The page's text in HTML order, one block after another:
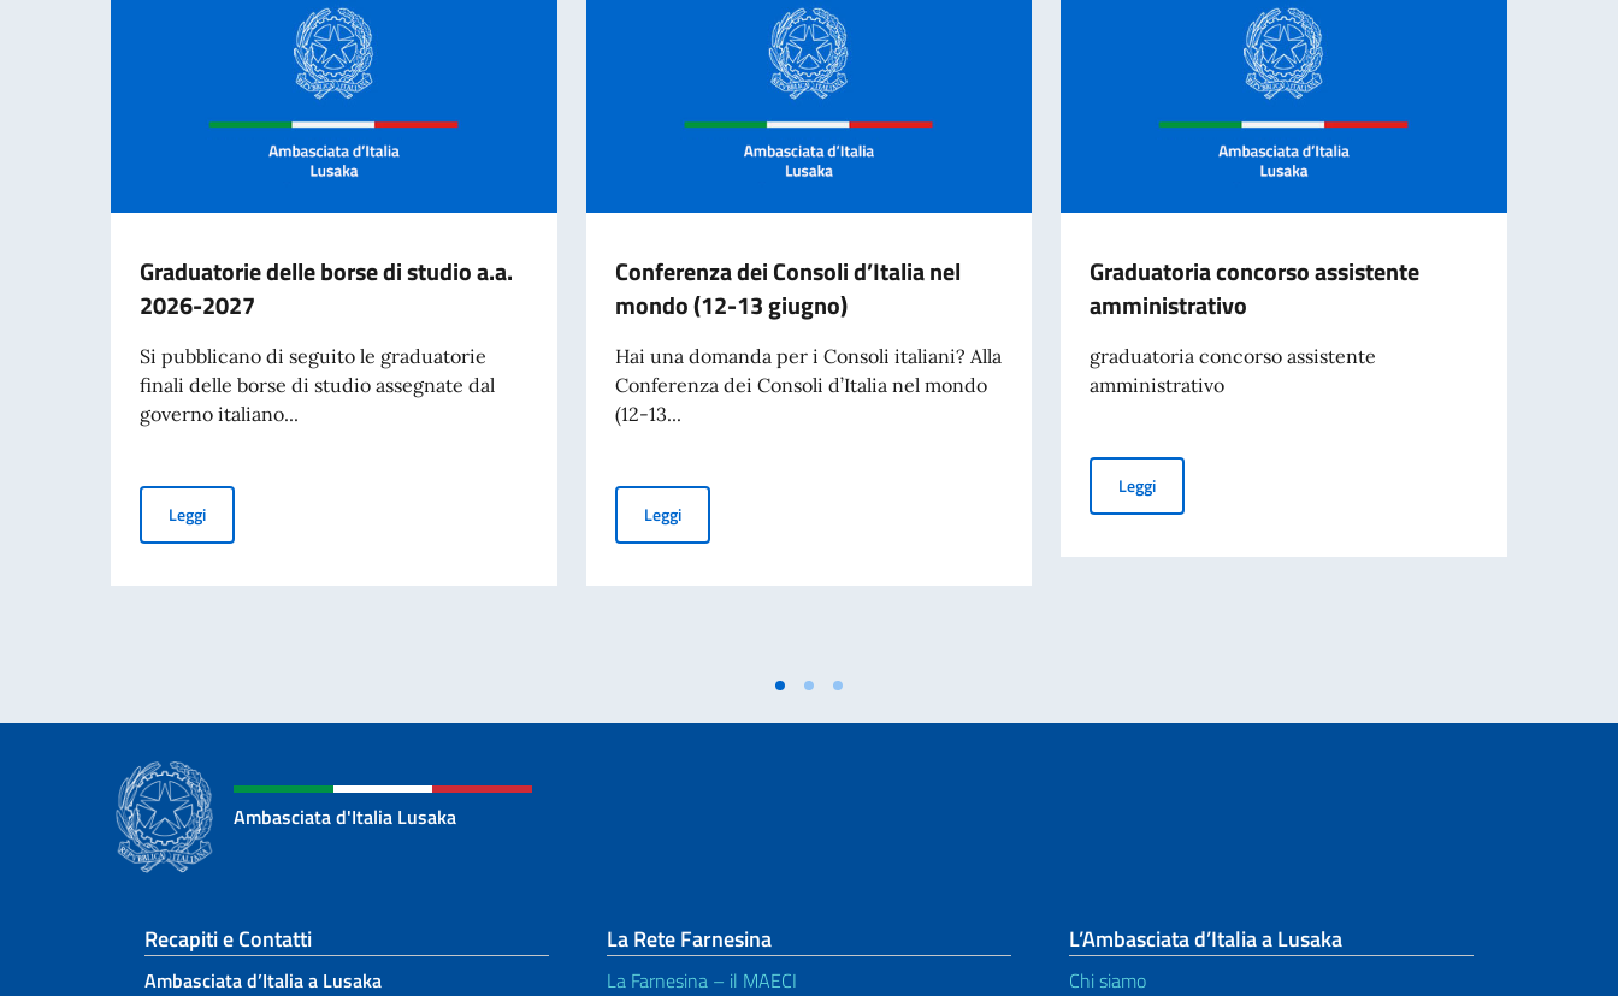
Graduatorie delle borse di studio a.a.
2026-2027
Si pubblicano di seguito le graduatorie
finali delle borse di studio assegnate dal
governo italiano...
LeggiGraduatorie delle borse di studio a.a. 2026-2027
Conferenza dei Consoli d’Italia nel
mondo (12-13 giugno)
Hai una domanda per i Consoli italiani? Alla
Conferenza dei Consoli d’Italia nel mondo
(12-13...
LeggiConferenza dei Consoli d’Italia nel mondo (12-13 giugno)
Graduatoria concorso assistente
amministrativo
graduatoria concorso assistente
amministrativo
LeggiGraduatoria concorso assistente amministrativo
Ambasciata d'Italia Lusaka
Sezione footer
Recapiti e Contatti
Ambasciata d’Italia a Lusaka
La Rete Farnesina
La Farnesina – il MAECI
L’Ambasciata d’Italia a Lusaka
Chi siamo